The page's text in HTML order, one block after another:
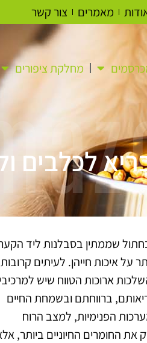
מאמרים צור קשר
מחלקת ציפורים
לכלבים
שממתין בסבלנות ליד
על איכות חייהן. לעיתים קרובות
ארוכות הטווח שיש
ברווחתם ובשמחת החיים
הפנימיות, למצב הרוח
החומרים החיוניים ביותר,